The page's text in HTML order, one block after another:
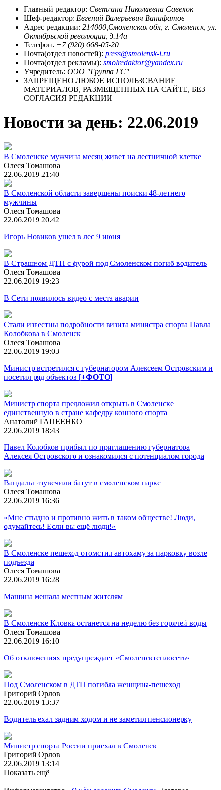
Главный редактор: Светлана Николаевна Савенок
Шеф-редактор: Евгений Валерьевич Ванифатов
Адрес редакции: 214000,Смоленская обл, г. Смоленск, ул.
Октябрьской революции, д.14а
Телефон: +7 (920) 668-05-20
Почта(отдел новостей): press@smolensk-i.ru
Почта(отдел рекламы): smolredaktor@yandex.ru
Учредитель: ООО "Группа ГС"
ЗАПРЕЩЕНО ЛЮБОЕ ИСПОЛЬЗОВАНИЕ
МАТЕРИАЛОВ, РАЗМЕЩЕННЫХ НА САЙТЕ, БЕЗ
СОГЛАСИЯ РЕДАКЦИИ
Новости за день: 22.06.2019
В Смоленске мужчина месяц живет на лестничной клетке
Олеся Томашова
22.06.2019 21:40
В Смоленской области завершены поиски 48-летнего
мужчины
Олеся Томашова
22.06.2019 20:42
Игорь Новиков ушел в лес 9 июня
В Страшном ДТП с фурой под Смоленском погиб водитель
Олеся Томашова
22.06.2019 19:23
В Сети появилось видео с места аварии
Стали известны подробности визита министра спорта Павла
Колобкова в Смоленск
Олеся Томашова
22.06.2019 19:03
Министр встретился с губернатором Алексеем Островским и
посетил ряд объектов [+ФОТО]
Министр спорта предложил открыть в Смоленске
единственную в стране кафедру конного спорта
Анатолий ГАПЕЕНКО
22.06.2019 18:43
Павел Колобков прибыл по приглашению губернатора
Алексея Островского и ознакомился с потенциалом города
Вандалы изувечили батут в смоленском парке
Олеся Томашова
22.06.2019 16:36
«Мне стыдно и противно жить в таком обществе! Люди,
одумайтесь! Если вы ещё люди!»
В Смоленске пешеход отомстил автохаму за парковку возле
подъезда
Олеся Томашова
22.06.2019 16:28
Машина мешала местным жителям
В Смоленске Кловка останется на неделю без горячей воды
Олеся Томашова
22.06.2019 16:10
Об отключениях предупреждает «Смоленсктеплосеть»
Под Смоленском в ДТП погибла женщина-пешеход
Григорий Орлов
22.06.2019 13:37
Водитель ехал задним ходом и не заметил пенсионерку
Министр спорта России приехал в Смоленск
Григорий Орлов
22.06.2019 13:14
Показать ещё